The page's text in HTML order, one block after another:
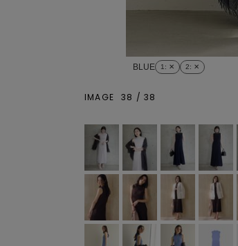
BLUE 1 : ✕ 2: ✕
IMAGE 38 /38